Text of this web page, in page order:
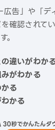
広告」や「
確認されて
。
違いがわか
がわかる
る
かる
30秒でかんたんダ